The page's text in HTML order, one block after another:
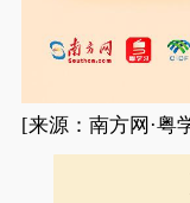
[来源：南方网·粤